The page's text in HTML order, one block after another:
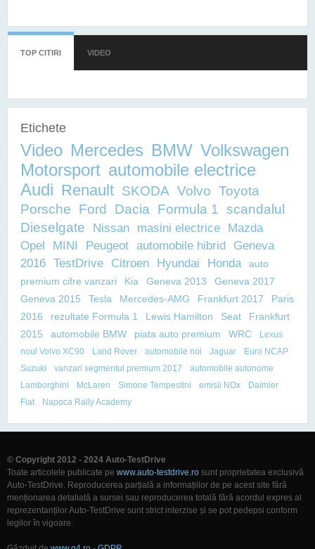
TOP CITIRI (TAB ACTIV)
VIDEO
Etichete
Video Mercedes BMW Volkswagen
Motorsport automobile electrice
Audi Renault SKODA Volvo Toyota
Porsche
Ford Dacia Formula 1 scandalul
Dieselgate
Nissan masini electrice
Mazda
Opel
MINI Peugeot automobile hibrid
Geneva
2016 TestDrive Citroen Hyundai Honda
auto
premium cifre vanzari
Kia Geneva 2013
Geneva 2017
Geneva 2015
Tesla Mercedes-AMG Frankfurt 2017
Paris
2016
rezultate Formula 1 Lewis Hamilton Seat
Frankfurt
2015
automobile BMW piata auto premium WRC
Lexus
noul Volvo XC90
Land Rover automobile noi Jaguar
Euro NCAP
Suzuki
vanzari segmentul premium 2017
automobile autonome
Lamborghini
McLaren Simone Tempestini emisii NOx
Daimler
Fiat
Napoca Rally Academy
© Copyright 2012 - 2024 Auto-TestDrive
Toate articolele publicate pe www.auto-testdrive.ro sunt proprietatea exclusivă
Auto-TestDrive. Reproducerea parțială a informațiilor de pe acest site fără
menționarea detaliată a sursei sau reproducerea totală fără acordul expres al
reprezentanților Auto-TestDrive sunt strict interzise și se pot pedepsi conform
legilor în vigoare.